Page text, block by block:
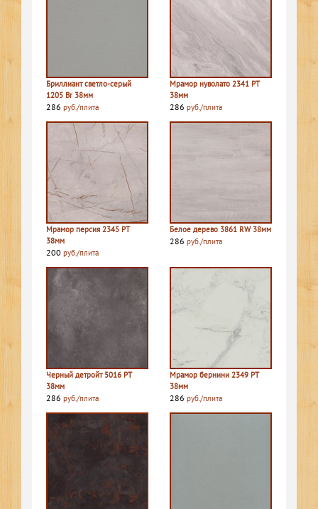
Бриллиант светло-серый
1205 Br 38мм
286 руб./плита
Мрамор нуволато 2341 PT
38мм
286 руб./плита
Мрамор персия 2345 PT
38мм
200 руб./плита
Белое дерево 3861 RW 38мм
286 руб./плита
Черный детройт 5016 PT
38мм
286 руб./плита
Мрамор бернини 2349 PT
38мм
286 руб./плита